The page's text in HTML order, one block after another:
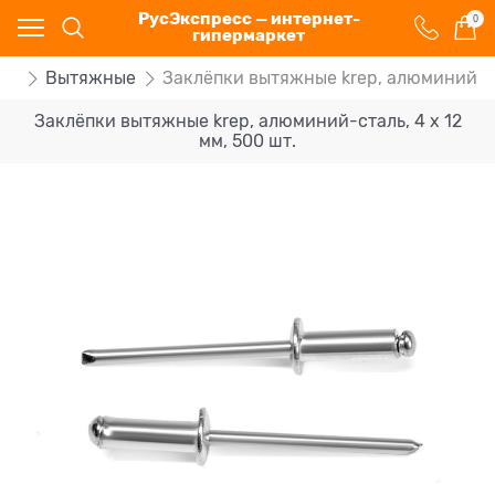
РусЭкспресс — интернет-
гипермаркет
0
Вытяжные Заклёпки вытяжные krep, алюминий-
Заклёпки вытяжные krep, алюминий-сталь, 4 х 12
мм, 500 шт.